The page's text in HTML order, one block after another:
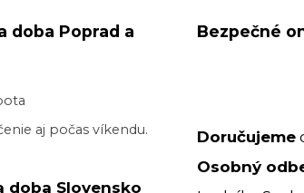
doba Poprad a
aj počas víkendu.
doba Slovensko
Bezpečné
Doručujeme
Osobný